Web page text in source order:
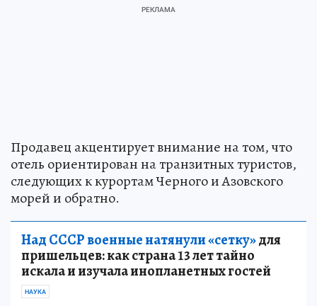
Продавец акцентирует внимание на том, что
отель ориентирован на транзитных туристов,
следующих к курортам Черного и Азовского
морей и обратно.
Над СССР военные натянули «сетку»для
пришельцев: как страна 13 лет тайно
искала и изучала инопланетных гостей
НАУКА